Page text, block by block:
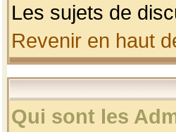
Les sujets de
Revenir en haut
Qui sont les